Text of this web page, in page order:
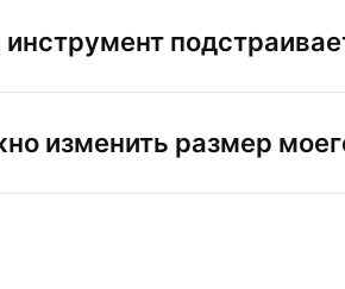
изменить размер